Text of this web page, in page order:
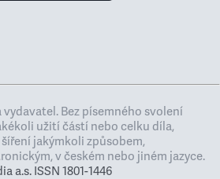
Bez písemného svolení
užití částí nebo celku díla,
jakýmkoli způsobem,
v českém nebo jiném jazyce.
a.s. ISSN 1801-1446